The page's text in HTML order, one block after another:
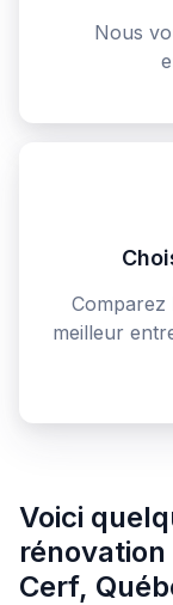
Nous
Comparez
meilleur
Voici
Cerf,